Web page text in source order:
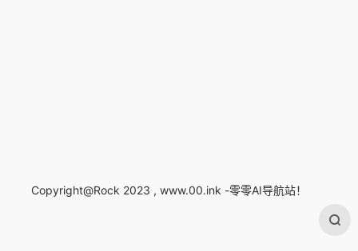
Copyright@Rock 2023 , www.00.ink -零零AI导航站！